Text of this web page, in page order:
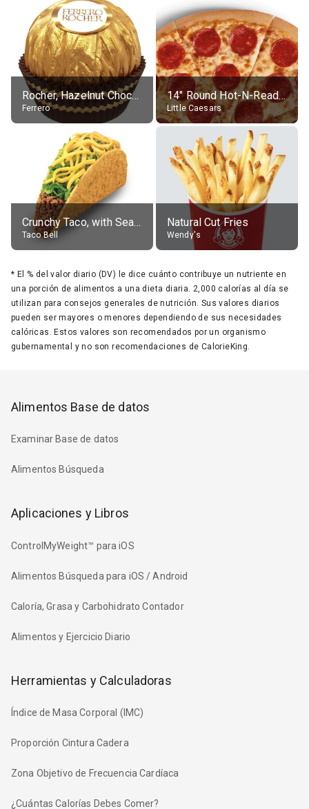
Rocher, Hazelnut Chocolate Ball
Ferrero
14" Round Hot-N-Ready Pepperoni Pizza
Little Caesars
Crunchy Taco, with Seasoned Beef
Taco Bell
Natural Cut Fries
Wendy's
* El % del valor diario (DV) le dice cuánto contribuye un nutriente en
una porción de alimentos a una dieta diaria. 2,000 calorías al día se
utilizan para consejos generales de nutrición. Sus valores diarios
pueden ser mayores o menores dependiendo de sus necesidades
calóricas. Estos valores son recomendados por un organismo
gubernamental y no son recomendaciones de CalorieKing.
Alimentos Base de datos
Examinar Base de datos
Alimentos Búsqueda
Aplicaciones y Libros
ControlMyWeight™ para iOS
Alimentos Búsqueda para iOS / Android
Caloría, Grasa y Carbohidrato Contador
Alimentos y Ejercicio Diario
Herramientas y Calculadoras
Índice de Masa Corporal (IMC)
Proporción Cintura Cadera
Zona Objetivo de Frecuencia Cardíaca
¿Cuántas Calorías Debes Comer?